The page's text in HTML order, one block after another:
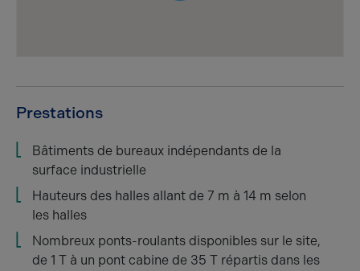
Prestations
Bâtiments de bureaux indépendants de la
surface industrielle
Hauteurs des halles allant de 7 m à 14 m selon
les halles
Nombreux ponts-roulants disponibles sur le site,
de 1 T à un pont cabine de 35 T répartis dans les